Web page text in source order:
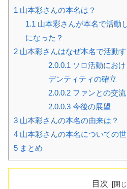
1 山本彩さんの本名は？
1.1 山本彩さんが本名で活動
になった？
2 山本彩さんはなぜ本名で活動
2.0.0.1 ソロ活動にお
デンティティの確立
2.0.0.2 ファンとの交流
2.0.0.3 今後の展望
3 山本彩さんの本名の由来は？
4 山本彩さんの本名についての
5 まとめ
目次